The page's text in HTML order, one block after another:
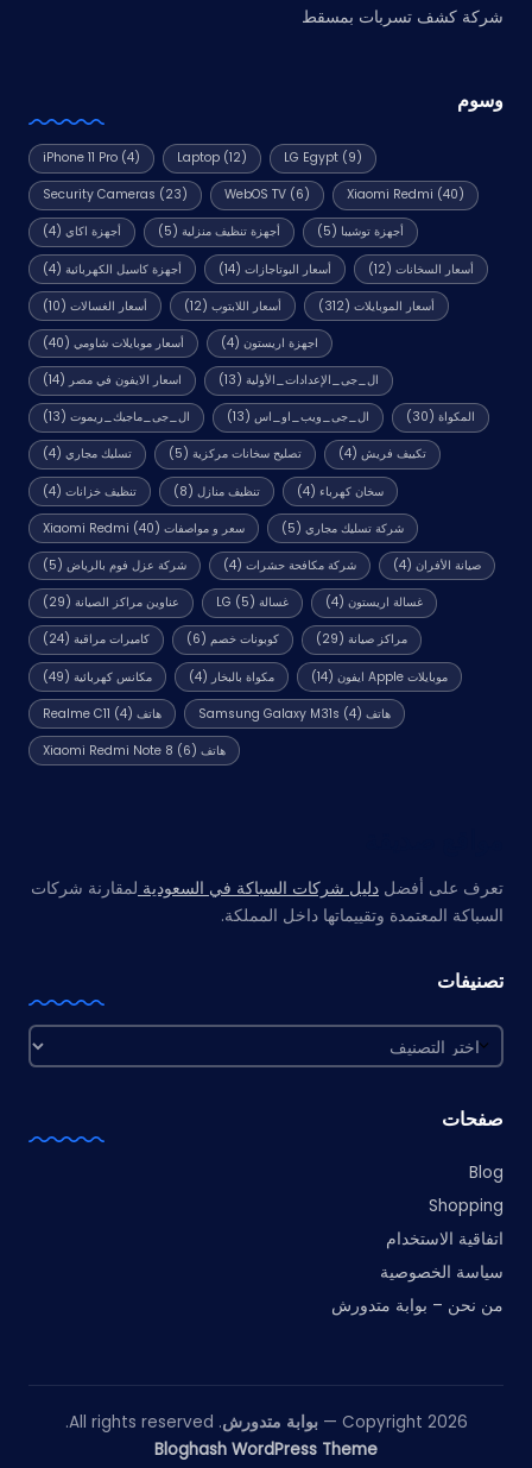
شركة كشف تسربات بمسقط
وسوم
iPhone 11 Pro (4) Laptop(12) LG Egypt(9)
Security Cameras (23) WebOS TV(6) Xiaomi Redmi (40)
أجهزة اكاي(4) أجهزة تنظيف منزلية (5) أجهزة توشيبا (5)
أجهزة كاسيل الكهربائية(4) أسعار البوتاجازات (14) أسعار السخانات (12)
أسعار الغسالات(10) أسعار اللابتوب (12) أسعار الموبايلات (312)
أسعار موبايلات شاومي(40) اجهزة اريستون (4)
اسعار الايفون في مصر (14) ال_جى_الإعدادات_الأولية (13)
ال_جى_ماجيك_ريموت(13) ال_جى_ويب_او_اس (13) المكواة (30)
تسليك مجاري(4) تصليح سخانات مركزية (5) تكييف فريش (4)
تنظيف خزانات(4) تنظيف منازل (8) سخان كهرباء (4)
سعر و مواصفات Xiaomi Redmi (40) شركة تسليك مجاري (5)
شركة عزل فوم بالرياض(5) شركة مكافحة حشرات (4) صيانة الأفران (4)
عناوين مراكز الصيانة(29) غسالة LG (5) غسالة اريستون (4)
كاميرات مراقبة(24) كوبونات خصم (6) مراكز صيانة (29)
مكانس كهربائية(49) مكواة بالبخار (4) موبايلات Apple ايفون (14)
هاتف Realme C11 (4) هاتف Samsung Galaxy M31s (4)
هاتف Xiaomi Redmi Note 8 (6)
تعرف على أفضل دليل شركات السباكة في السعودية لمقارنة شركات
السباكة المعتمدة وتقييماتها داخل المملكة.
تصنيفات
تصنيفات
صفحات
Blog
Shopping
اتفاقية الاستخدام
سياسة الخصوصية
من نحن – بوابة متدورش
Copyright 2026 — بوابة متدورش. All rights reserved.
Bloghash WordPress Theme